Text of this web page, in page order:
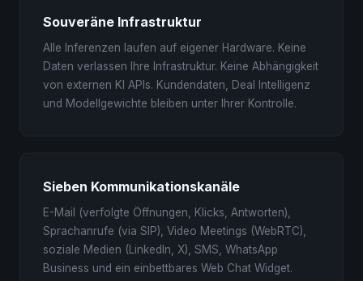
Souveräne Infrastruktur
Alle Inferenzen laufen auf eigener Hardware. Keine
Daten verlassen Ihre Infrastruktur. Keine Abhängigkeit
von externen KI APIs. Kundendaten, Deal Intelligenz
und Modellgewichte bleiben unter Ihrer Kontrolle.
Sieben Kommunikationskanäle
E-Mail (verfolgte Öffnungen, Klicks, Antworten),
Sprachanrufe (via SIP), Video Meetings (WebRTC),
soziale Medien (LinkedIn, X), SMS, WhatsApp
Business und ein einbettbares Web Chat Widget.